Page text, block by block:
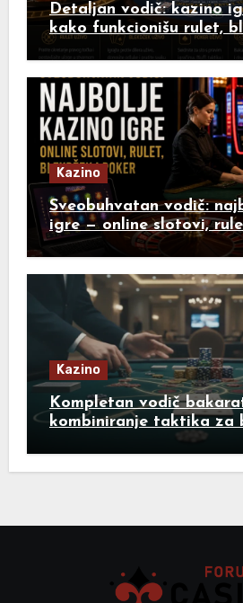
Detaljan vodič: kazino
kako funkcionišu rulet,
i drugi live stolovi
Kazino
Sveobuhvatan vodič:
igre — online slotovi,
poker
Kazino
Kompletan vodič
kombiniranje taktika za